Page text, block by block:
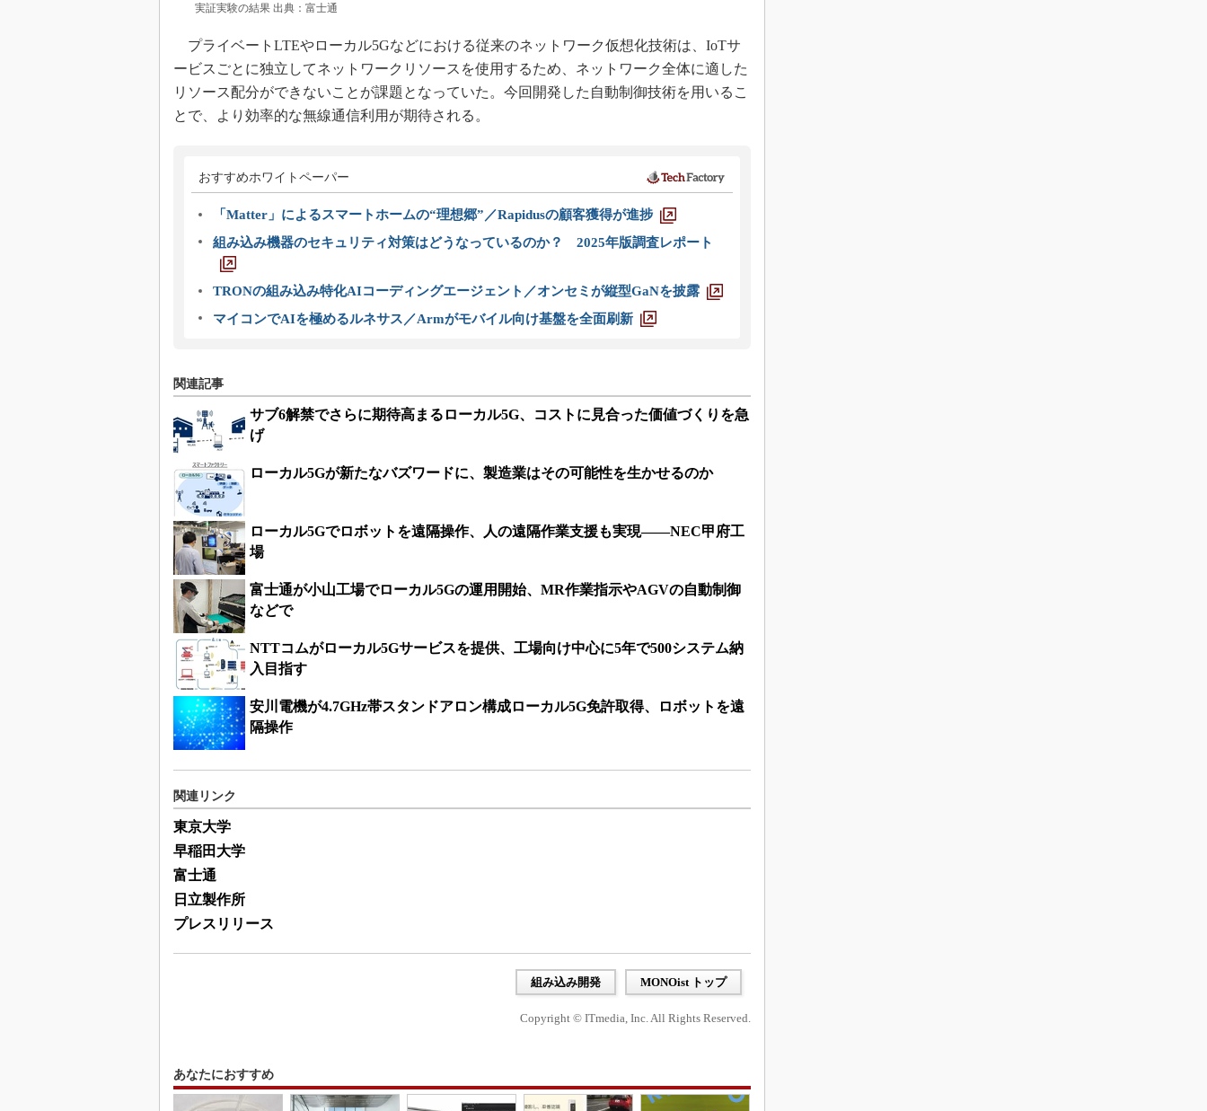
実証実験の結果 出典：富士通
プライベートLTEやローカル5Gなどにおける従来のネットワーク仮想化技術は、IoTサ
ービスごとに独立してネットワークリソースを使用するため、ネットワーク全体に適した
リソース配分ができないことが課題となっていた。今回開発した自動制御技術を用いるこ
とで、より効率的な無線通信利用が期待される。
おすすめホワイトペーパー
「Matter」によるスマートホームの“理想郷”／Rapidusの顧客獲得が進捗
組み込み機器のセキュリティ対策はどうなっているのか？ 2025年版調査レポート
TRONの組み込み特化AIコーディングエージェント／オンセミが縦型GaNを披露
マイコンでAIを極めるルネサス／Armがモバイル向け基盤を全面刷新
関連記事
サブ6解禁でさらに期待高まるローカル5G、コストに見合った価値づくりを急
げ
ローカル5Gが新たなバズワードに、製造業はその可能性を生かせるのか
ローカル5Gでロボットを遠隔操作、人の遠隔作業支援も実現――NEC甲府工
場
富士通が小山工場でローカル5Gの運用開始、MR作業指示やAGVの自動制御
などで
NTTコムがローカル5Gサービスを提供、工場向け中心に5年で500システム納
入目指す
安川電機が4.7GHz帯スタンドアロン構成ローカル5G免許取得、ロボットを遠
隔操作
関連リンク
東京大学
早稲田大学
富士通
日立製作所
プレスリリース
組み込み開発 MONOist トップ
Copyright © ITmedia, Inc. All Rights Reserved.
あなたにおすすめ